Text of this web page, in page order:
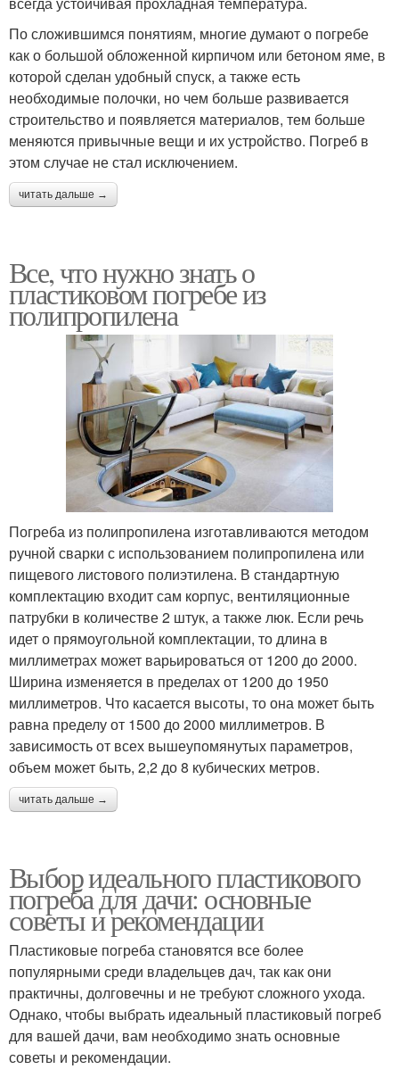
По сложившимся понятиям, многие думают о погребе
как о большой обложенной кирпичом или бетоном яме, в
которой сделан удобный спуск, а также есть
необходимые полочки, но чем больше развивается
строительство и появляется материалов, тем больше
меняются привычные вещи и их устройство. Погреб в
этом случае не стал исключением.
читать дальше →
Все, что нужно знать о
пластиковом погребе из
полипропилена
Погреба из полипропилена изготавливаются методом
ручной сварки с использованием полипропилена или
пищевого листового полиэтилена. В стандартную
комплектацию входит сам корпус, вентиляционные
патрубки в количестве 2 штук, а также люк. Если речь
идет о прямоугольной комплектации, то длина в
миллиметрах может варьироваться от 1200 до 2000.
Ширина изменяется в пределах от 1200 до 1950
миллиметров. Что касается высоты, то она может быть
равна пределу от 1500 до 2000 миллиметров. В
зависимость от всех вышеупомянутых параметров,
объем может быть, 2,2 до 8 кубических метров.
читать дальше →
Выбор идеального пластикового
погреба для дачи: основные
советы и рекомендации
Пластиковые погреба становятся все более
популярными среди владельцев дач, так как они
практичны, долговечны и не требуют сложного ухода.
Однако, чтобы выбрать идеальный пластиковый погреб
для вашей дачи, вам необходимо знать основные
советы и рекомендации.